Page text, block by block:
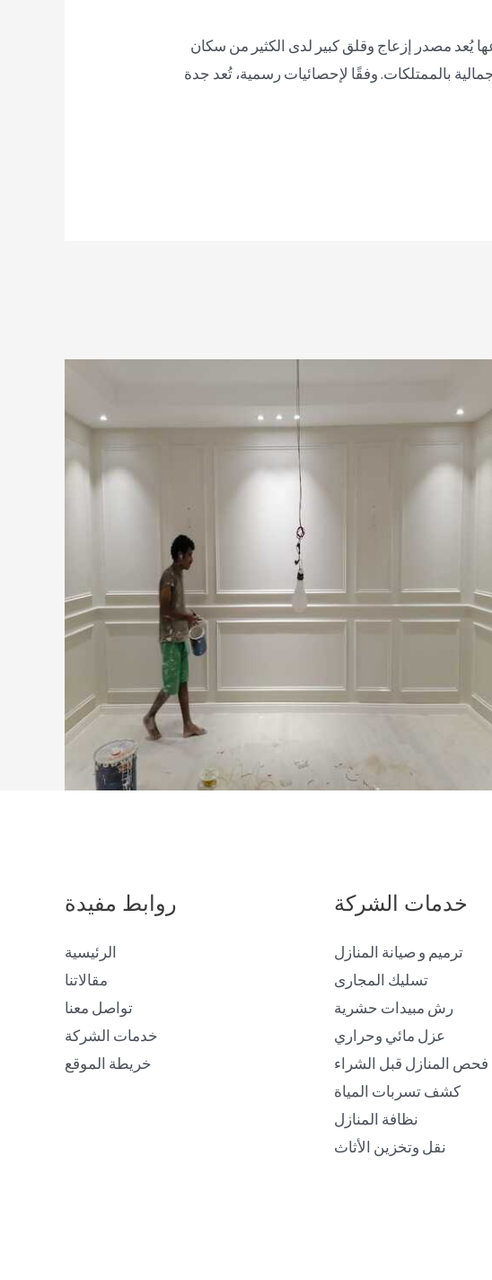
مصدر إزعاج وقلق كبير لدى الكثير من سكان
بالممتلكات. وفقًا لإحصائيات رسمية، تُعد جدة
خدمات الشركة
ترميم و صيانة المنازل
تسليك المجارى
رش مبيدات حشرية
عزل مائي وحراري
فحص المنازل قبل الشراء
كشف تسربات المياة
نظافة المنازل
نقل وتخزين الأثاث
روابط مفيدة
الرئيسية
مقالاتنا
تواصل معنا
خدمات الشركة
خريطة الموقع